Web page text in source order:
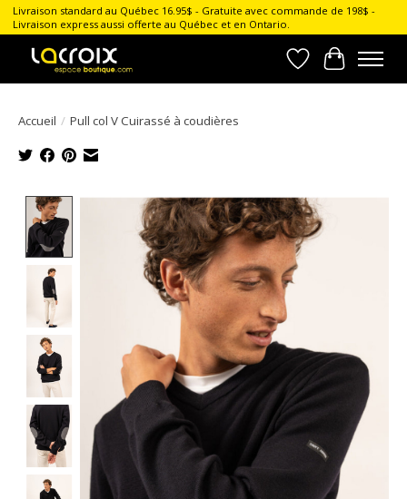
Livraison standard au Québec 16.95$ - Gratuite avec commande de 198$ -
Livraison express aussi offerte au Québec et en Ontario.
Liste dePanier
Accueil / Pull col V Cuirassé à coudières
Product image slideshow Items